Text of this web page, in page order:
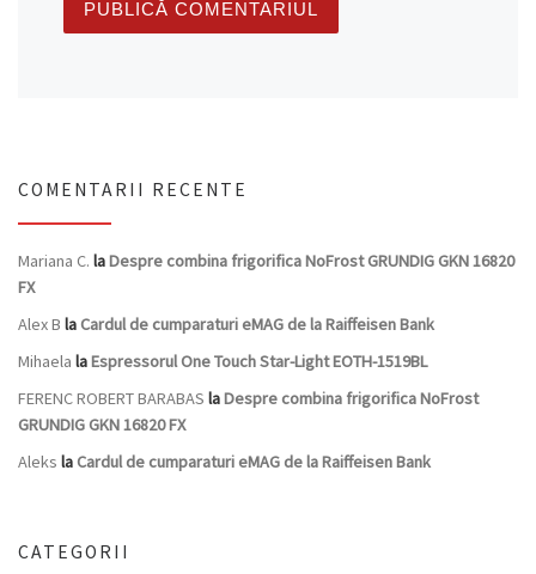
COMENTARII RECENTE
Mariana C. laDespre combina frigorifica NoFrost GRUNDIG GKN 16820
FX
Alex B la Cardul de cumparaturi eMAG de la Raiffeisen Bank
Mihaela laEspressorul One Touch Star-Light EOTH-1519BL
FERENC ROBERT BARABAS laDespre combina frigorifica NoFrost
GRUNDIG GKN 16820 FX
Aleks la Cardul de cumparaturi eMAG de la Raiffeisen Bank
CATEGORII